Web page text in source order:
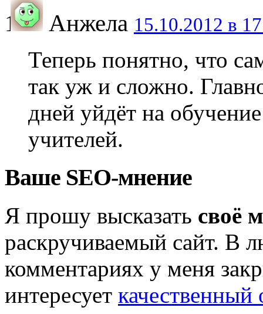
Анжела 15.10.2012 в
Теперь понятно, что
так уж и сложно.
дней уйдёт на
учителей.
Ваше SEO-мнение
Я прошу высказать своё
раскручиваемый сайт. В
комментариях у меня
интересует